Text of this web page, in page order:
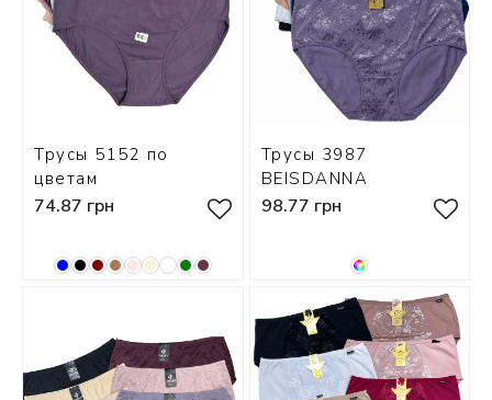
Трусы 5152 по
цветам
74.87 грн
Трусы 3987
BEISDANNA
98.77 грн